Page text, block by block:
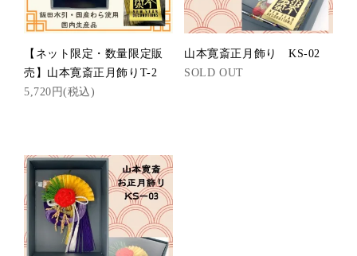
【ネット限定・数量限定販
売】山本寛斎正月飾りT-2
5,720円(税込)
山本寛斎正月飾り KS-02
SOLD OUT